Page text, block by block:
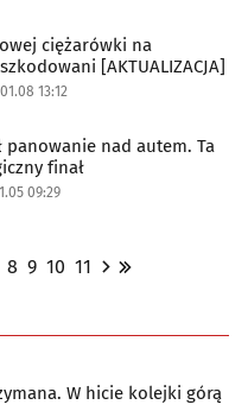
ciężarówki na
[AKTUALIZACJA]
13:12
panowanie nad autem. Ta
finał
09:29
8 9 10 11
W hicie kolejki górą